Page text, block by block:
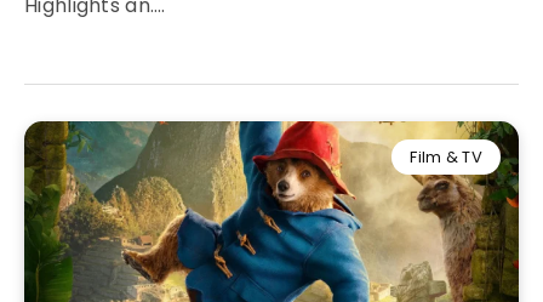
Highlights an….
Film & TV